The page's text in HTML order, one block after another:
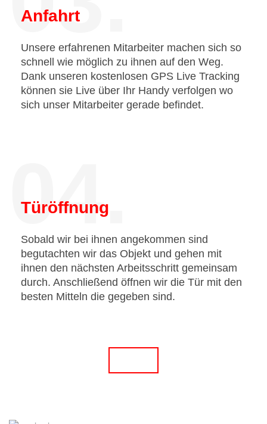
Anfahrt
Unsere erfahrenen Mitarbeiter machen sich so
schnell wie möglich zu ihnen auf den Weg.
Dank unseren kostenlosen GPS Live Tracking
können sie Live über Ihr Handy verfolgen wo
sich unser Mitarbeiter gerade befindet.
04.
Türöffnung
Sobald wir bei ihnen angekommen sind
begutachten wir das Objekt und gehen mit
ihnen den nächsten Arbeitsschritt gemeinsam
durch. Anschließend öffnen wir die Tür mit den
besten Mitteln die gegeben sind.